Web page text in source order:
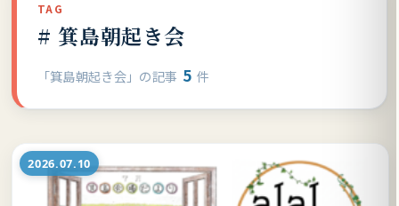
TAG
# 箕島朝起き会
「箕島朝起き会」の記事 5 件
2026.07.10